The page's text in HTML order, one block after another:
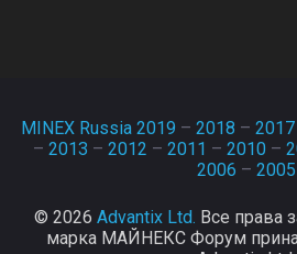
MINEX Russia 2019 – 2018 – 2017
– 2013 – 2012 – 2011 – 2010 –
2006 – 2005
© 2026 Advantix Ltd. Все права
марка МАЙНЕКС Форум